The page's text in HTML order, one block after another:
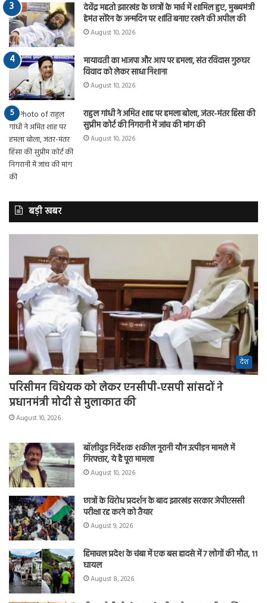
देवेंद्र महतो झारखंड के छात्रों के मार्च में शामिल हुए, मुख्यमंत्री
हेमंत सोरेन के जन्मदिन पर शांति बनाए रखने की अपील की
August 10, 2026
मायावती का भाजपा और आप पर हमला, संत रविदास गुरुघर
विवाद को लेकर साधा निशाना
August 10, 2026
राहुल गांधी ने अमित शाह पर हमला बोला, जंतर-मंतर हिंसा की
सुप्रीम कोर्ट की निगरानी में जांच की मांग की
August 10, 2026
बड़ी खबर
देश
परिसीमन विधेयक को लेकर एनसीपी-एसपी सांसदों ने
प्रधानमंत्री मोदी से मुलाकात की
August 10, 2026
बॉलीवुड निर्देशक शकील नूरानी यौन उत्पीड़न मामले में
गिरफ्तार, ये है पूरा मामला
August 10, 2026
छात्रों के विरोध प्रदर्शन के बाद झारखंड सरकार जेपीएससी
परीक्षा रद्द करने को तैयार
August 9, 2026
हिमाचल प्रदेश के चंबा में एक बस हादसे में 7 लोगों की मौत, 11
घायल
August 8, 2026